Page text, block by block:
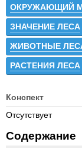
ОКРУЖАЮЩИЙ
ЗНАЧЕНИЕ ЛЕСА
ЖИВОТНЫЕ
РАСТЕНИЯ ЛЕСА
Конспект
Отсутствует
Содержание